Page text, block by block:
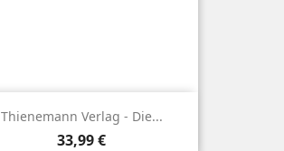
Thienemann Verlag - Die...
Preis
33,99 €